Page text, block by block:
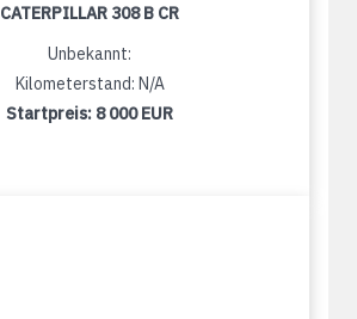
CATERPILLAR 308 B CR
Unbekannt:
Kilometerstand: N/A
Startpreis: 8 000 EUR